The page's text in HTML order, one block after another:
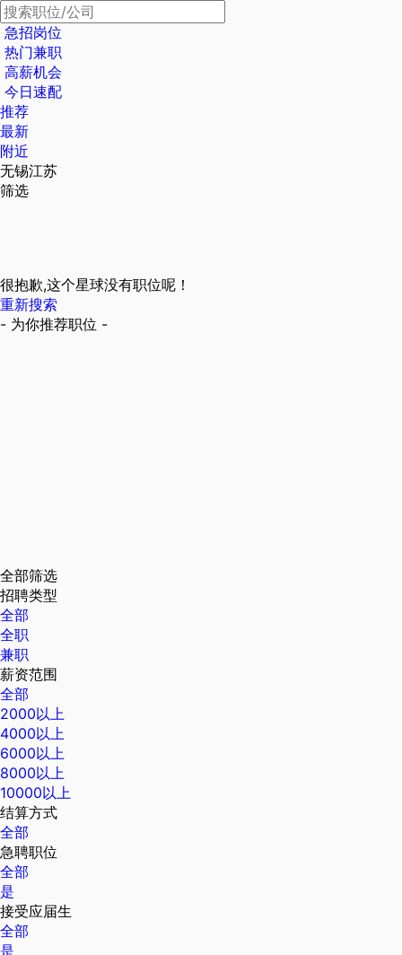
急招岗位
热门兼职
高薪机会
今日速配
推荐
最新
附近
无锡江苏
筛选
很抱歉,这个星球没有职位呢！
重新搜索
- 为你推荐职位 -
全部筛选
招聘类型
全部
全职
兼职
薪资范围
全部
2000以上
4000以上
6000以上
8000以上
10000以上
结算方式
全部
急聘职位
全部
是
接受应届生
全部
是